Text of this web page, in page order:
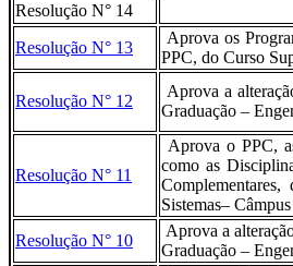
Resolução N° 14
Resolução N° 13
Aprova os
PPC, do Curso
Resolução N° 12
Aprova a
Graduação –
Resolução N° 11
Aprova o PPC,
como as
Sistemas–
Resolução N° 10
Aprova a
Graduação –